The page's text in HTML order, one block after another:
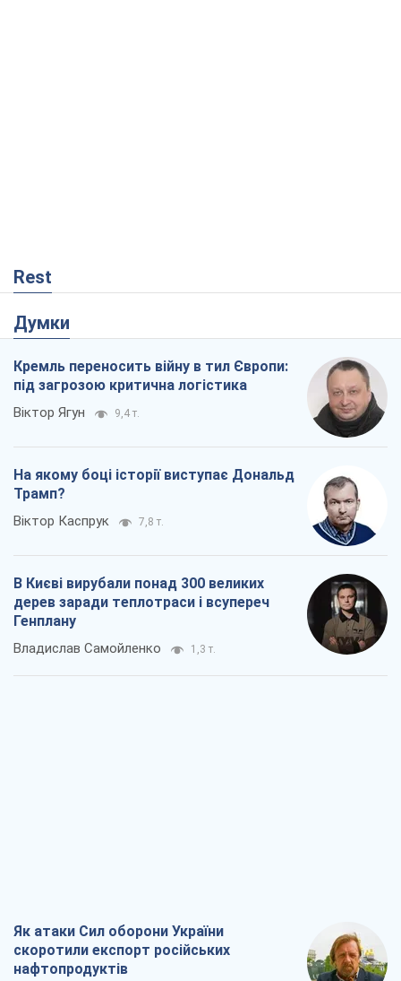
Rest
Думки
Кремль переносить війну в тил Європи:
під загрозою критична логістика
Віктор Ягун 9,4 т.
На якому боці історії виступає Дональд
Трамп?
Віктор Каспрук 7,8 т.
В Києві вирубали понад 300 великих
дерев заради теплотраси і всупереч
Генплану
Владислав Самойленко 1,3 т.
Як атаки Сил оборони України
скоротили експорт російських
нафтопродуктів